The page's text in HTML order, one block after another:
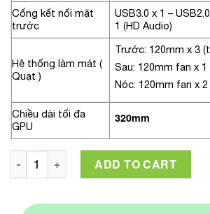
Cổng kết nối mặt
trước
USB3.0 x 1 –
1 (HD Audio)
Hệ thống làm mát (
Quạt )
Trước: 120mm x 3
Sau: 120mm fan x 1
Nóc: 120mm fan x 2
Chiều dài tối đa
GPU
320mm
Vỏ Case Xigmatek LUX M 3FR
ADD TO CART